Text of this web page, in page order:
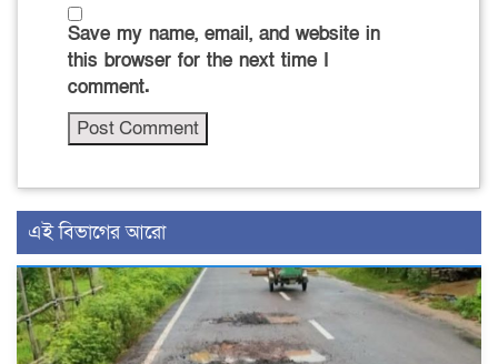
Save my name, email, and website in
this browser for the next time I
comment.
এই বিভাগের আরো